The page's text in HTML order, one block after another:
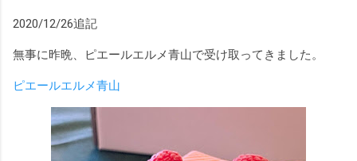
2020/12/26追記
無事に昨晩、ピエールエルメ青山で受け取ってきました。
ピエールエルメ青山